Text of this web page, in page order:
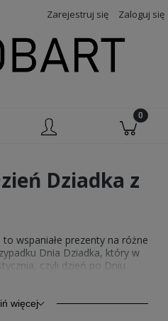
Zarejestruj się Zaloguj się
Dziadka z
wspaniałe prezenty na różne
Dnia Dziadka, który w
czyli dzień po Dniu
miły gest, które z
więcej